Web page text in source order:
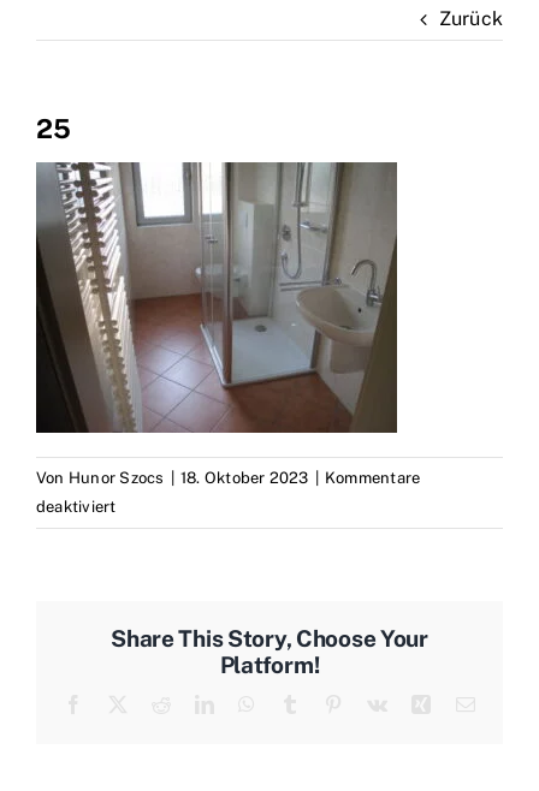
Zurück
25
Von Hunor Szocs | 18. Oktober 2023 | Kommentare
deaktiviertfür
25
Share This Story, Choose Your
Platform!